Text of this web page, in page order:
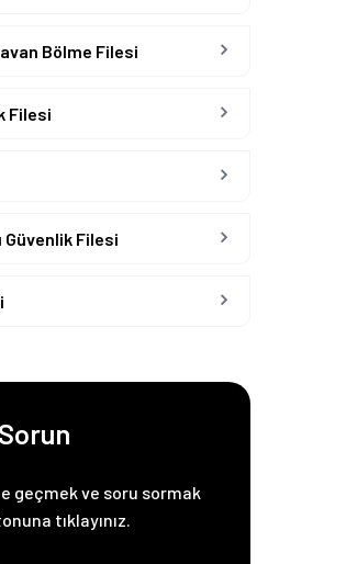
Bölme Filesi
Filesi
Güvenlik Filesi
geçmek ve soru sormak
tıklayınız.